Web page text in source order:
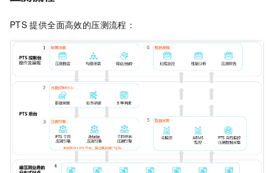
PTS 提供全面高效的压测流程：